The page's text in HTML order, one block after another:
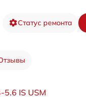
Статус ремонта
IS USM